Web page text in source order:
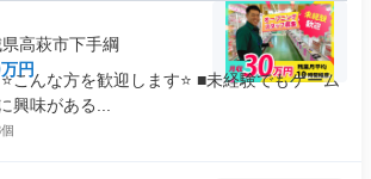
高萩市下手綱
円
こんな方を歓迎します⭐ ■未経験でもゲーム
興味がある...